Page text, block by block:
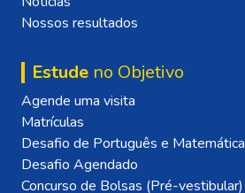
Nossos resultados
Estude no Objetivo
Agende uma visita
Matrículas
Desafio de Português e Matemática
Desafio Agendado
Concurso de Bolsas (Pré-vestibular)